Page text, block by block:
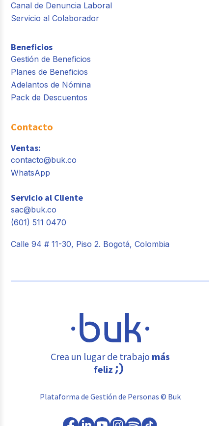
Canal de Denuncia Laboral
Servicio al Colaborador
Beneficios
Gestión de Beneficios
Planes de Beneficios
Adelantos de Nómina
Pack de Descuentos
Contacto
Ventas:
contacto@buk.co
WhatsApp
Servicio al Cliente
sac@buk.co
(601) 511 0470
Calle 94 # 11-30, Piso 2. Bogotá, Colombia
Crea un lugar de trabajo más
feliz
Plataforma de Gestión de Personas © Buk